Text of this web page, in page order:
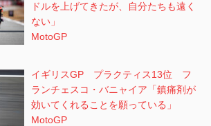
ドルを上げてきたが、自分たちも遠く
ない」
MotoGP
イギリスGP プラクティス13位 フ
ランチェスコ・バニャイア「鎮痛剤が
効いてくれることを願っている」
MotoGP